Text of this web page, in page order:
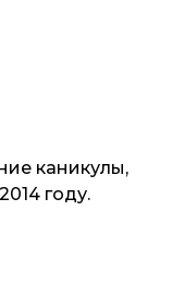
каникулы,
году.